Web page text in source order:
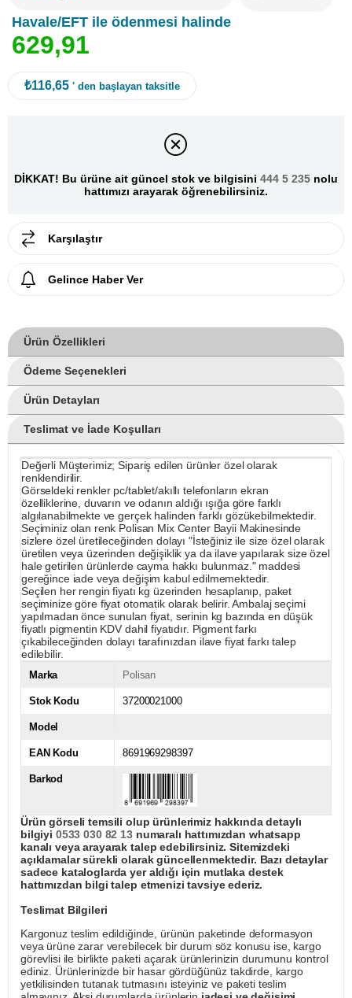
Havale/EFT ile ödenmesi halinde
629,91
₺116,65 ' den başlayan taksitle
DİKKAT! Bu ürüne ait güncel stok ve bilgisini 444 5 235 nolu
hattımızı arayarak öğrenebilirsiniz.
Karşılaştır
Gelince Haber Ver
Ürün Özellikleri
Ödeme Seçenekleri
Ürün Detayları
Teslimat ve İade Koşulları
Değerli Müşterimiz; Sipariş edilen ürünler özel olarak
renklendirilir.
Görseldeki renkler pc/tablet/akıllı telefonların ekran
özelliklerine, duvarın ve odanın aldığı ışığa göre farklı
algılanabilmekte ve gerçek halinden farklı gözükebilmektedir.
Seçiminiz olan renk Polisan Mix Center Bayii Makinesinde
sizlere özel üretileceğinden dolayı "İsteğiniz ile size özel olarak
üretilen veya üzerinden değişiklik ya da ilave yapılarak size özel
hale getirilen ürünlerde cayma hakkı bulunmaz." maddesi
gereğince iade veya değişim kabul edilmemektedir.
Seçilen her rengin fiyatı kg üzerinden hesaplanıp, paket
seçiminize göre fiyat otomatik olarak belirir. Ambalaj seçimi
yapılmadan önce sunulan fiyat, serinin kg bazında en düşük
fiyatlı pigmentin KDV dahil fiyatıdır. Pigment farkı
çıkabileceğinden dolayı tarafınızdan ilave fiyat farkı talep
edilebilir.
Marka Polisan
Stok Kodu 37200021000
Model
EAN Kodu 8691969298397
Barkod
Ürün görseli temsili olup ürünlerimiz hakkında detaylı
bilgiyi 0533 030 82 13numaralı hattımızdan whatsapp
kanalı veya arayarak talep edebilirsiniz. Sitemizdeki
açıklamalar sürekli olarak güncellenmektedir. Bazı detaylar
sadece kataloglarda yer aldığı için mutlaka destek
hattımızdan bilgi talep etmenizi tavsiye ederiz.
Teslimat Bilgileri
Kargonuz teslim edildiğinde, ürünün paketinde deformasyon
veya ürüne zarar verebilecek bir durum söz konusu ise, kargo
görevlisi ile birlikte paketi açarak ürünlerinizin durumunu kontrol
ediniz. Ürünlerinizde bir hasar gördüğünüz takdirde, kargo
yetkilisinden tutanak tutmasını isteyiniz ve paketi teslim